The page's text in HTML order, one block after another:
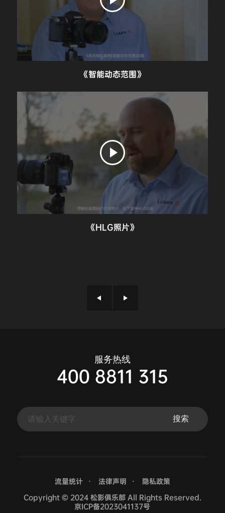
《智能动态范围》
《HLG照片》
服务热线
400 8811 315
流量统计 法律声明
隐私政策
Copyright © 2024 松影俱乐部 All Rights Reserved.
京ICP备2023041137号